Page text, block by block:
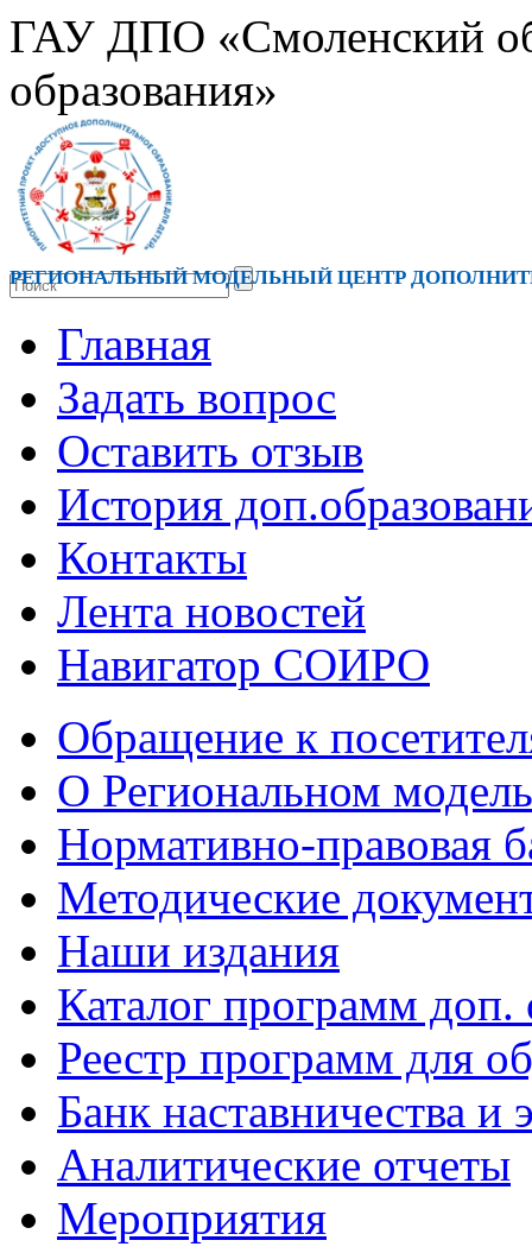
ГАУ ДПО «Смоленский
образования»
РЕГИОНАЛЬНЫЙ МОДЕЛЬНЫЙ ЦЕНТР
Главная
Задать вопрос
Оставить отзыв
История
Контакты
Лента новостей
Навигатор СОИРО
Обращение к
О Региональном
Нормативно-правовая
Методические
Наши издания
Каталог программ доп.
Реестр программ для
Банк наставничества
Аналитические отчеты
Мероприятия